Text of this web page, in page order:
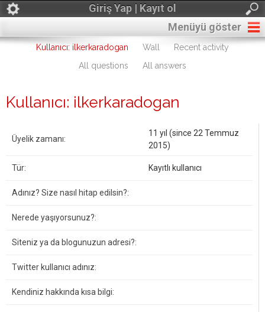
Giriş Yap | Kayıt ol
Menüyü göster
Kullanıcı: ilkerkaradogan Wall
Recent activity
All questions
All answers
Kullanıcı: ilkerkaradogan
Üyelik zamanı:
11 yıl (since 22 Temmuz
2015)
Tür: Kayıtlı kullanıcı
Adınız? Size nasıl hitap edilsin?:
Nerede yaşıyorsunuz?:
Siteniz ya da blogunuzun adresi?:
Twitter kullanıcı adınız:
Kendiniz hakkında kısa bilgi: